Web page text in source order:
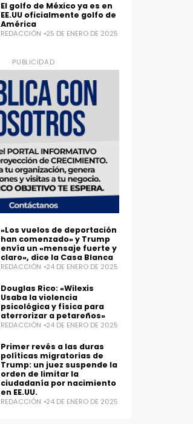
El golfo de México ya es en
EE.UU oficialmente golfo de
América
REDACCIÓN 25 DE ENERO DE 2025
PUBLICIDAD
«Los vuelos de deportación
han comenzado» y Trump
envía un «mensaje fuerte y
claro», dice la Casa Blanca
REDACCIÓN 24 DE ENERO DE 2025
Douglas Rico: «Wilexis
Usaba la violencia
psicológica y física para
aterrorizar a petareños»
REDACCIÓN 24 DE ENERO DE 2025
Primer revés a las duras
políticas migratorias de
Trump: un juez suspende la
orden de limitar la
ciudadanía por nacimiento
en EE.UU.
REDACCIÓN 24 DE ENERO DE 2025